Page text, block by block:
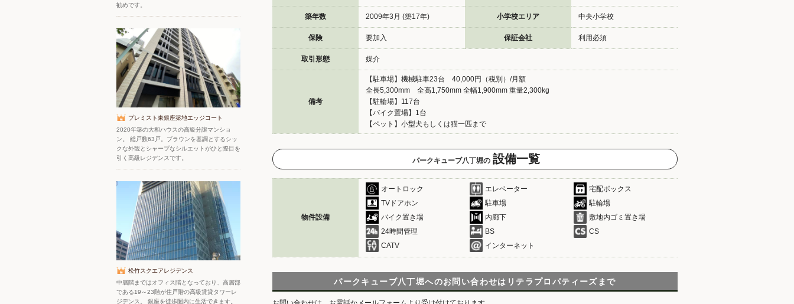
築年数 2009年3月 (築17年) 小学校エリア 中央小学校
保険 要加入 保証会社 利用必須
取引形態 媒介
備考
【駐車場】機械駐車23台 40,000円（税別）/月額
全長5,300mm 全高1,750mm 全幅1,900mm 重量2,300kg
【駐輪場】117台
【バイク置場】1台
【ペット】小型犬もしくは猫一匹まで
パークキューブ八丁堀の 設備一覧
物件設備
オートロック エレベーター
宅配ボックス
TVドアホン
駐車場
駐輪場
バイク置き場
内廊下
敷地内ゴミ置き場
24時間管理
BS
CS
CATV
インターネット
パークキューブ八丁堀へのお問い合わせは リテラプロパティーズまで
勧めです。
プレミスト東銀座築地エッジコート
2020年築の大和ハウスの高級分譲マンショ
ン。 総戸数63戸。ブラウンを基調とするシッ
クな外観とシャープなシルエットがひと際目を
引く高級レジデンスです。
松竹スクエアレジデンス
中層階まではオフィス階となっており、高層部
である19～23階が住戸階の高級賃貸タワーレ
ジデンス。 銀座を徒歩圏内に生活できます。